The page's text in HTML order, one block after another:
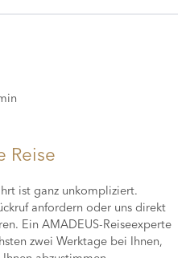
Reise
ist ganz unkompliziert.
anfordern oder uns direkt
Ein AMADEUS-Reiseexperte
zwei Werktage bei Ihnen,